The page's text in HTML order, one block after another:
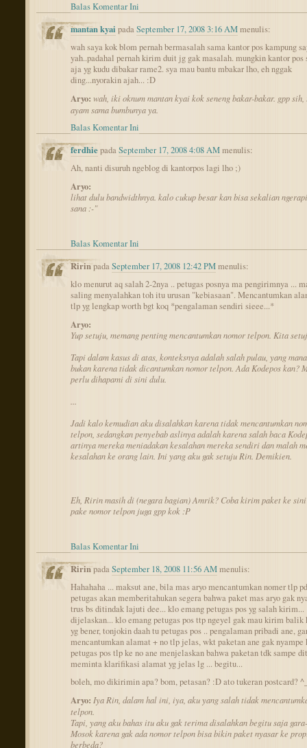
Balas Komentar Ini
mantan kyai padaSeptember 17, 2008 3:16 AMmenulis:
wah saya kok blom pernah bermasalah sama kantor pos kampung
yah..padahal pernah kirim duit jg gak masalah. mungkin kantor pos
aja yg kudu dibakar rame2. sya mau bantu mbakar lho, eh nggak
ding...nyorakin ajah... :D
Aryo: wah, iki oknum mantan kyai kok seneng bakar-bakar. gpp sih,
ayam sama bumbunya ya.
Balas Komentar Ini
ferdhiepadaSeptember 17, 2008 4:08 AMmenulis:
Ah, nanti disuruh ngeblog di kantorpos lagi lho ;)
Aryo:
lihat dulu bandwidthnya. kalo cukup besar kan bisa sekalian
sana :-"
Balas Komentar Ini
RirinpadaSeptember 17, 2008 12:42 PMmenulis:
klo menurut aq salah 2-2nya .. petugas posnya ma pengirimnya ...
saling menyalahkan toh itu urusan "kebiasaan". Mencantumkan
tlp yg lengkap worth bgt koq *pengalaman sendiri sieee...*
Aryo:
Yup setuju, memang penting mencantumkan nomor telpon. Kita
Tapi dalam kasus di atas, konteksnya adalah salah pulau, yang
bukan karena tidak dicantumkan nomor telpon. Ada Kodepos kan?
perlu dihapami di sini dulu.
Jadi kalo kemudian aku disalahkan karena tidak mencantumkan
telpon, sedangkan penyebab aslinya adalah karena salah baca
artinya mereka meniadakan kesalahan mereka sendiri dan malah
kesalahan ke orang lain. Ini yang aku gak setuju Rin. Demikien.
Eh, Ririn masih di (negara bagian) Amrik? Coba kirim paket ke sini
pake nomor telpon juga gpp kok :P
Balas Komentar Ini
RirinpadaSeptember 18, 2008 11:56 AMmenulis:
Hahahaha ... maksut ane, bila mas aryo mencantumkan nomer tlp
petugas akan memberitahukan segera bahwa paket mas aryo gak
trus bs ditindak lajuti dee... klo emang petugas pos yg salah kirim...
dijelaskan... klo emang petugas pos ttp ngeyel gak mau kirim balik
yg bener, tonjokin daah tu petugas pos .. pengalaman pribadi ane,
mencantumkan alamat + no tlp jelas, wkt paketan ane gak nyampe
petugas pos tlp ke no ane menjelaskan bahwa paketan tdk sampe
meminta klarifikasi alamat yg jelas lg ... begitu...
boleh, mo dikirimin apa? bom, petasan? :D ato tukeran postcard?
Aryo: Iya Rin, dalam hal ini, iya, aku yang salah tidak
telpon.
Tapi, yang aku bahas itu aku gak terima disalahkan begitu saja
Mosok karena gak ada nomor telpon bisa bikin paket nyasar ke
berbeda?